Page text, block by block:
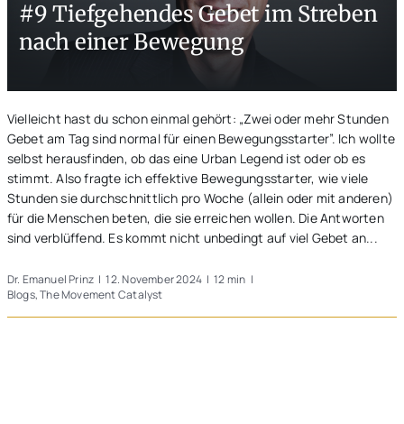
Unterwegs
#9 Tiefgehendes Gebet im Streben
nach einer Bewegung
Vielleicht hast du schon einmal gehört: „Zwei oder mehr Stunden
Gebet am Tag sind normal für einen Bewegungsstarter”. Ich wollte
selbst herausfinden, ob das eine Urban Legend ist oder ob es
stimmt. Also fragte ich effektive Bewegungsstarter, wie viele
Stunden sie durchschnittlich pro Woche (allein oder mit anderen)
für die Menschen beten, die sie erreichen wollen. Die Antworten
sind verblüffend. Es kommt nicht unbedingt auf viel Gebet an...
Dr. Emanuel Prinz | 12. November 2024 | 12 min |
Blogs,The Movement Catalyst